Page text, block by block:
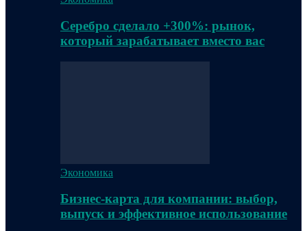
Серебро сделало +300%: рынок,
который зарабатывает вместо вас
Экономика
Бизнес-карта для компании: выбор,
выпуск и эффективное использование